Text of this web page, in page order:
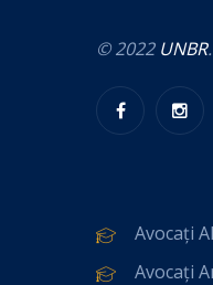
© 2022 UNBR
Avocați
Avocați